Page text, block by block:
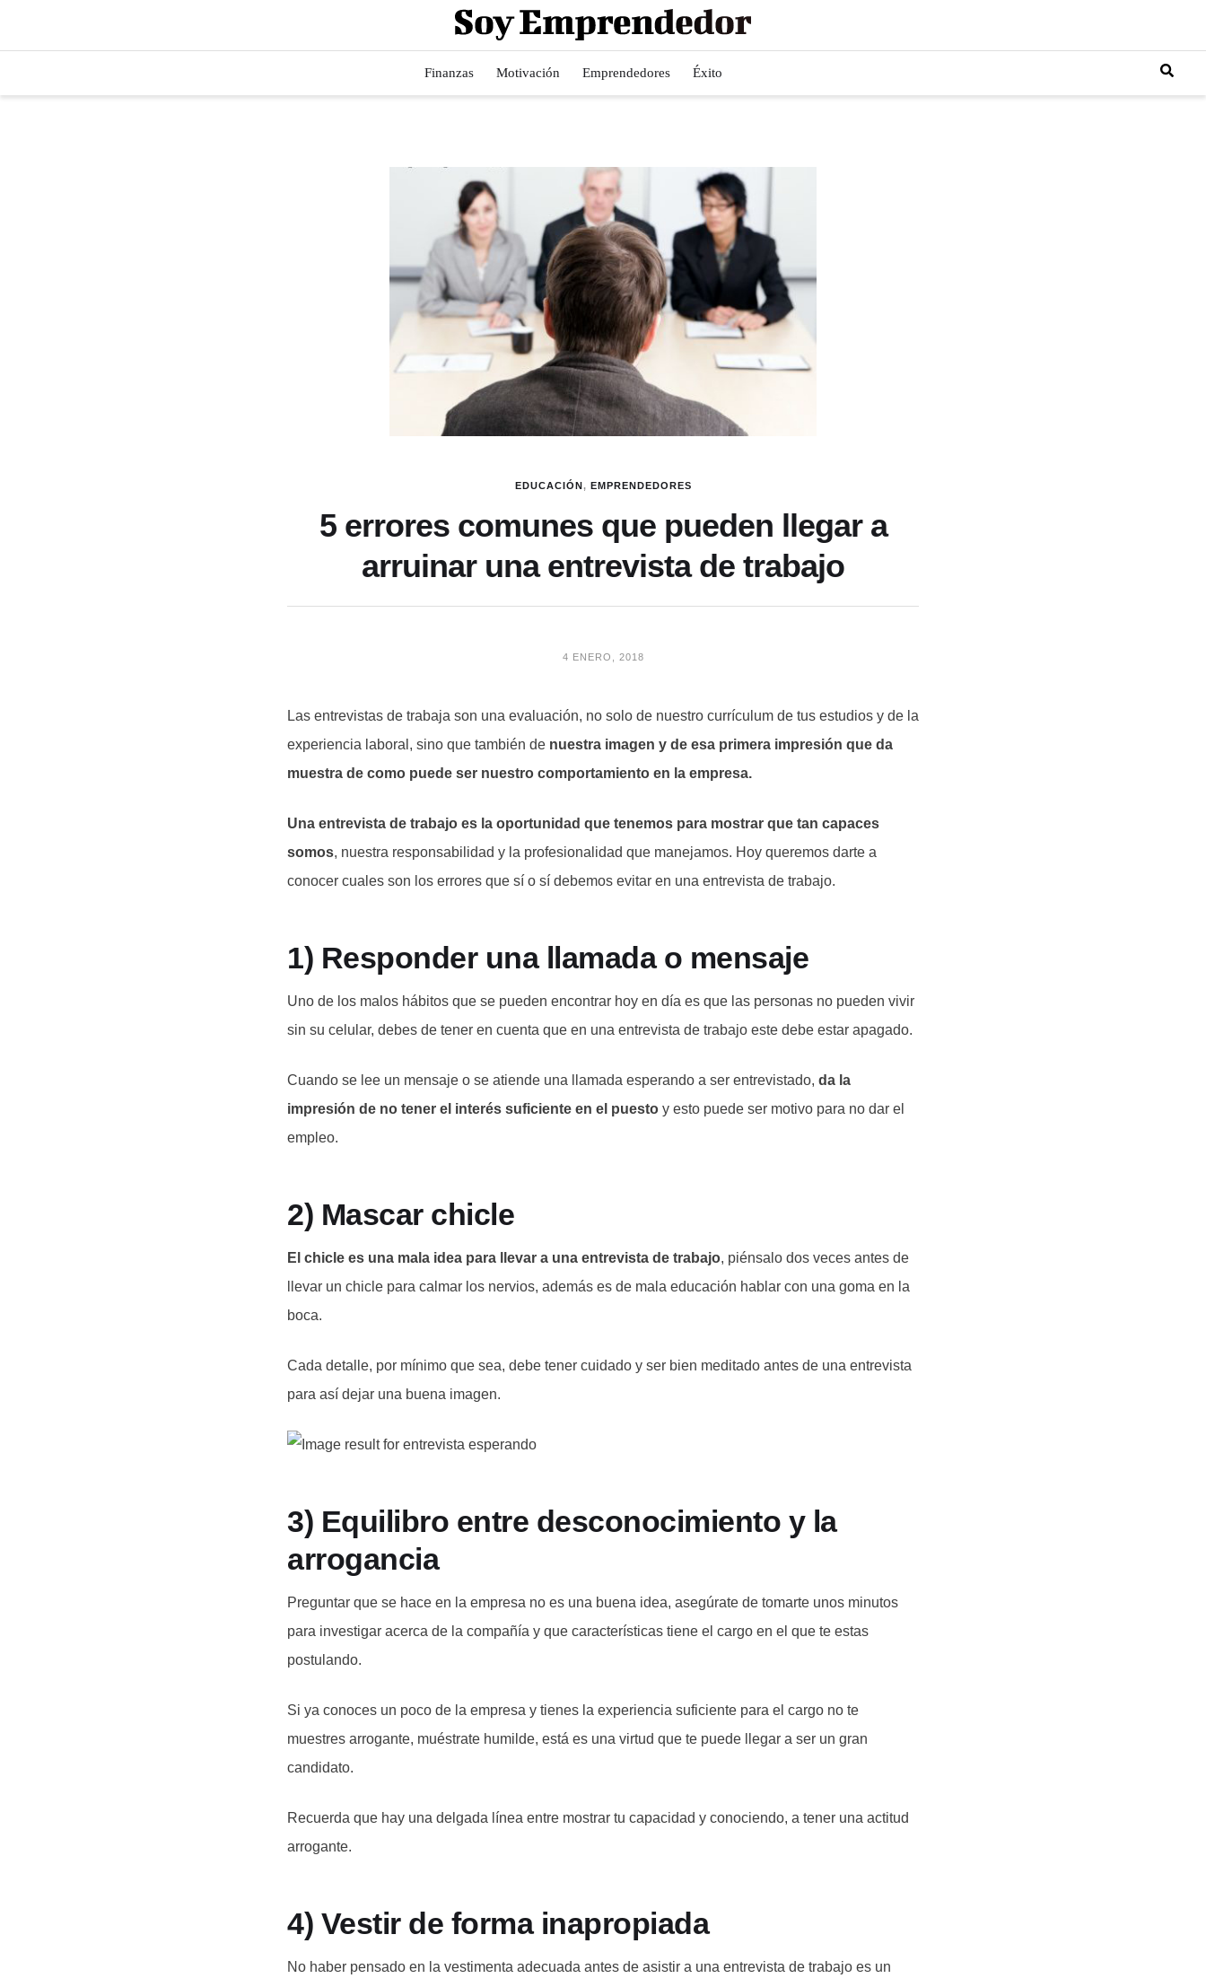
Finanzas Motivación Emprendedores Éxito
EDUCACIÓN, EMPRENDEDORES
5 errores comunes que pueden llegar a
arruinar una entrevista de trabajo
4 ENERO, 2018
Las entrevistas de trabaja son una evaluación, no solo de nuestro currículum de tus estudios y de la
experiencia laboral, sino que también de nuestra imagen y de esa primera impresión que da
muestra de como puede ser nuestro comportamiento en la empresa.
Una entrevista de trabajo es la oportunidad que tenemos para mostrar que tan capaces
somos, nuestra responsabilidad y la profesionalidad que manejamos. Hoy queremos darte a
conocer cuales son los errores que sí o sí debemos evitar en una entrevista de trabajo.
1) Responder una llamada o mensaje
Uno de los malos hábitos que se pueden encontrar hoy en día es que las personas no pueden vivir
sin su celular, debes de tener en cuenta que en una entrevista de trabajo este debe estar apagado.
Cuando se lee un mensaje o se atiende una llamada esperando a ser entrevistado, da la
impresión de no tener el interés suficiente en el puesto y esto puede ser motivo para no dar el
empleo.
2) Mascar chicle
El chicle es una mala idea para llevar a una entrevista de trabajo, piénsalo dos veces antes de
llevar un chicle para calmar los nervios, además es de mala educación hablar con una goma en la
boca.
Cada detalle, por mínimo que sea, debe tener cuidado y ser bien meditado antes de una entrevista
para así dejar una buena imagen.
3) Equilibro entre desconocimiento y la
arrogancia
Preguntar que se hace en la empresa no es una buena idea, asegúrate de tomarte unos minutos
para investigar acerca de la compañía y que características tiene el cargo en el que te estas
postulando.
Si ya conoces un poco de la empresa y tienes la experiencia suficiente para el cargo no te
muestres arrogante, muéstrate humilde, está es una virtud que te puede llegar a ser un gran
candidato.
Recuerda que hay una delgada línea entre mostrar tu capacidad y conociendo, a tener una actitud
arrogante.
4) Vestir de forma inapropiada
No haber pensado en la vestimenta adecuada antes de asistir a una entrevista de trabajo es un